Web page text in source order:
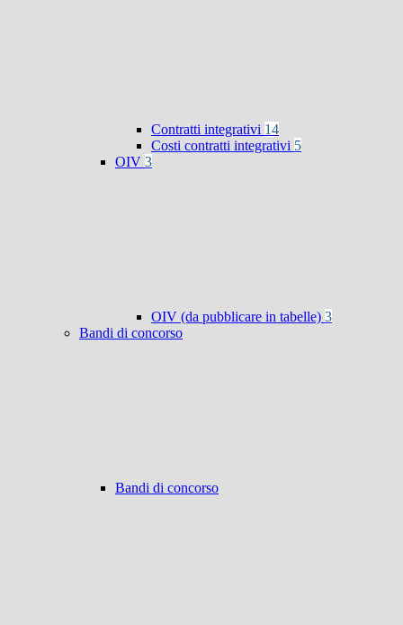
Contratti integrativi 14
Costi contratti integrativi 5
OIV 3
OIV (da pubblicare in tabelle) 3
Bandi di concorso
Bandi di concorso